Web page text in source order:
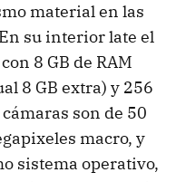
material en las
su interior late el
8 GB de RAM
8 GB extra) y 256
son de 50
macro, y
sistema operativo,